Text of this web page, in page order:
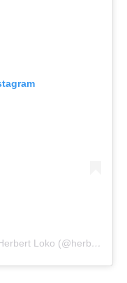
Uma publicação compartilhada por Herbert Loko (@herbertloko)